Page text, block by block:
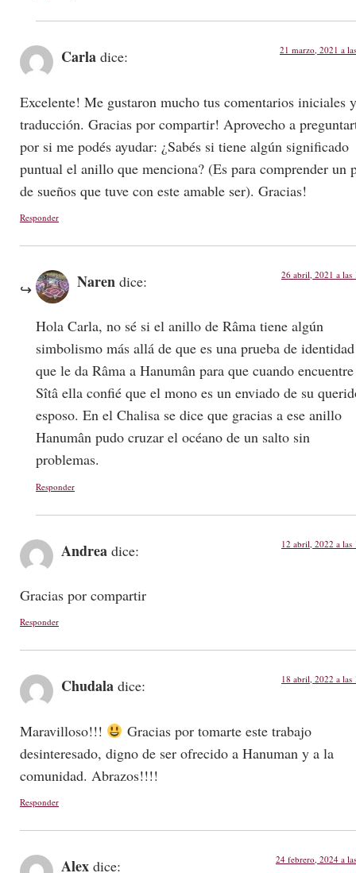
Carla dice: 21 marzo, 2021 a
Excelente! Me gustaron mucho tus comentarios iniciales
traducción. Gracias por compartir! Aprovecho a
por si me podés ayudar: ¿Sabés si tiene algún significado
puntual el anillo que menciona? (Es para comprender un
de sueños que tuve con este amable ser). Gracias!
Responder
Naren dice: 26 abril, 2021 a las
Hola Carla, no sé si el anillo de Râma tiene algún
simbolismo más allá de que es una prueba de identidad
que le da Râma a Hanumân para que cuando
Sîtâ ella confié que el mono es un enviado de su
esposo. En el Chalisa se dice que gracias a ese anillo
Hanumân pudo cruzar el océano de un salto sin
problemas.
Responder
Andrea dice: 12 abril, 2022 a las
Gracias por compartir
Responder
Chudala dice: 18 abril, 2022 a las
Maravilloso!!!
Gracias por tomarte este trabajo
desinteresado, digno de ser ofrecido a Hanuman y a la
comunidad. Abrazos!!!!
Responder
Alex dice: 24 febrero, 2024 a